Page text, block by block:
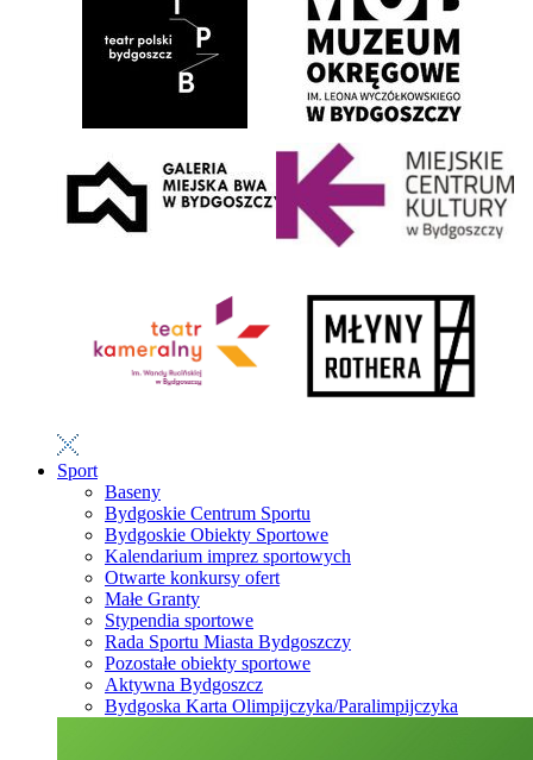
Sport
Baseny
Bydgoskie Centrum Sportu
Bydgoskie Obiekty Sportowe
Kalendarium imprez sportowych
Otwarte konkursy ofert
Małe Granty
Stypendia sportowe
Rada Sportu Miasta Bydgoszczy
Pozostałe obiekty sportowe
Aktywna Bydgoszcz
Bydgoska Karta Olimpijczyka/Paralimpijczyka